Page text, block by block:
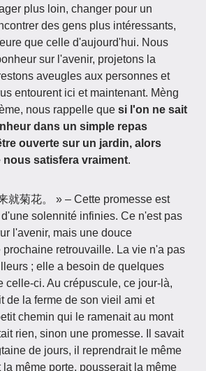
plus loin, changer pour un
des gens plus intéressants,
que celle d'aujourd'hui. Nous
sur l'avenir, projetons la
aveugles aux personnes et
entourent ici et maintenant. Mèng
nous rappelle que si l'on ne sait
dans un simple repas
ouverte sur un jardin, alors
satisfera vraiment.
就菊花。 » – Cette promesse est
solennité infinies. Ce n'est pas
l'avenir, mais une douce
retrouvaille. La vie n'a pas
; elle a besoin de quelques
celle-ci. Au crépuscule, ce jour-là,
de la ferme de son vieil ami et
chemin qui le ramenait au mont
rien, sinon une promesse. Il savait
de jours, il reprendrait le même
même porte, pousserait la même